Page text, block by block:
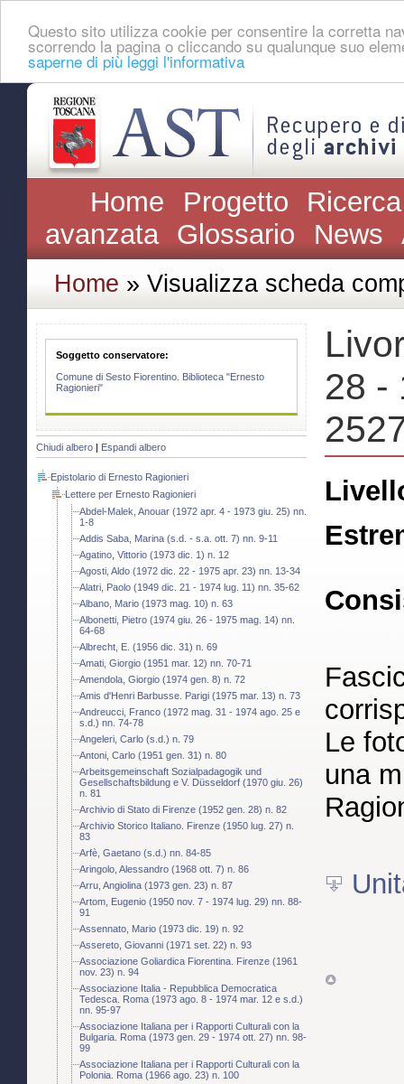
Questo sito utilizza cookie per consentire la corretta
scorrendo la pagina o cliccando su qualunque suo
saperne di più leggi l'informativa
Home Progetto
avanzata Glossario News
Home » Visualizza scheda
Soggetto conservatore:
Comune di Sesto Fiorentino. Biblioteca "Ernesto
Ragionieri"
Chiudi albero | Espandi albero
Epistolario di Ernesto Ragionieri
Lettere per Ernesto Ragionieri
Abdel-Malek, Anouar (1972 apr. 4 - 1973 giu. 25) nn.
1-8
Addis Saba, Marina (s.d. - s.a. ott. 7) nn. 9-11
Agatino, Vittorio (1973 dic. 1) n. 12
Agosti, Aldo (1972 dic. 22 - 1975 apr. 23) nn. 13-34
Alatri, Paolo (1949 dic. 21 - 1974 lug. 11) nn. 35-62
Albano, Mario (1973 mag. 10) n. 63
Albonetti, Pietro (1974 giu. 26 - 1975 mag. 14) nn.
64-68
Albrecht, E. (1956 dic. 31) n. 69
Amati, Giorgio (1951 mar. 12) nn. 70-71
Amendola, Giorgio (1974 gen. 8) n. 72
Amis d'Henri Barbusse. Parigi (1975 mar. 13) n. 73
Andreucci, Franco (1972 mag. 31 - 1974 ago. 25 e
s.d.) nn. 74-78
Angeleri, Carlo (s.d.) n. 79
Antoni, Carlo (1951 gen. 31) n. 80
Arbeitsgemeinschaft Sozialpadagogik und
Gesellschaftsbildung e V. Düsseldorf (1970 giu. 26)
n. 81
Archivio di Stato di Firenze (1952 gen. 28) n. 82
Archivio Storico Italiano. Firenze (1950 lug. 27) n.
83
Arfè, Gaetano (s.d.) nn. 84-85
Aringolo, Alessandro (1968 ott. 7) n. 86
Arru, Angiolina (1973 gen. 23) n. 87
Artom, Eugenio (1950 nov. 7 - 1974 lug. 29) nn. 88-
91
Assennato, Mario (1973 dic. 19) n. 92
Assereto, Giovanni (1971 set. 22) n. 93
Associazione Goliardica Fiorentina. Firenze (1961
nov. 23) n. 94
Associazione Italia - Repubblica Democratica
Tedesca. Roma (1973 ago. 8 - 1974 mar. 12 e s.d.)
nn. 95-97
Associazione Italiana per i Rapporti Culturali con la
Bulgaria. Roma (1973 gen. 29 - 1974 ott. 27) nn. 98-
99
Associazione Italiana per i Rapporti Culturali con la
Polonia. Roma (1966 ago. 23) n. 100
28 -
Le
una